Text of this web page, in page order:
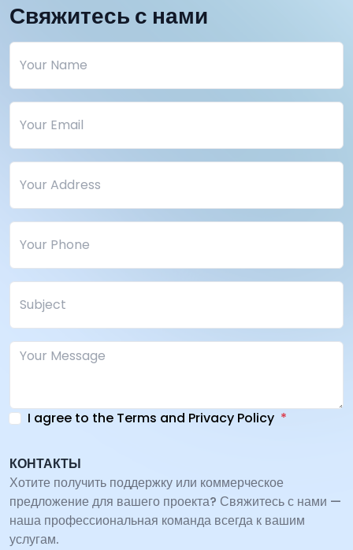
Свяжитесь с нами
I agree to the Terms and Privacy Policy
КОНТАКТЫ
Хотите получить поддержку или коммерческое
предложение для вашего проекта? Свяжитесь с нами —
наша профессиональная команда всегда к вашим
услугам.